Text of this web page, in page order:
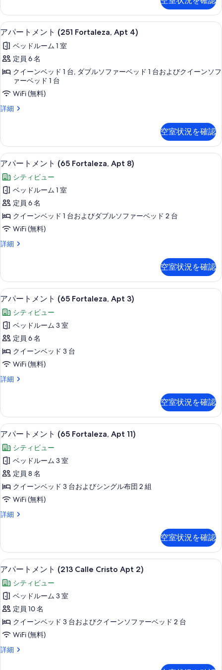
示
す
る
5
PH)
の
す
べ
て
の
写
表
示
す
る
メ
ン
ト
Fortaleza
Apt,
PH)
詳
ア
パ
ー
ト
ン
ト
Apt
4)
の
す
べ
て
の
写
真
示
す
る
12
アパートメント (251 Fortaleza, Apt 4)
ベッドルーム 1 室
定員 6 名
クイーンベッド 1 台, ダブルソファーベッド 1 台およびクイーンソフ
ァーベッド 1 台
WiFi (無料)
詳細
ア
メ
ン
ト
Fortaleza,
Apt
4)
の
詳
細
空室状況を確認
ア
パ
ー
ト
メ
ン
(65
8)
の
す
べ
て
の
写
を
示
す
る
12
アパートメント (65 Fortaleza, Apt 8)
シティビュー
ベッドルーム 1 室
定員 6 名
クイーンベッド 1 台およびダブルソファーベッド 2 台
WiFi (無料)
詳細
ア
メ
ン
ト
Fortaleza,
Apt
8)
の
詳
細
空室状況を確認
ア
パ
ー
ト
メ
ン
(65
3)
の
す
べ
て
の
写
を
示
す
る
24
アパートメント (65 Fortaleza, Apt 3)
シティビュー
ベッドルーム 3 室
定員 6 名
クイーンベッド 3 台
WiFi (無料)
詳細
ア
メ
ン
ト
Fortaleza,
Apt
3)
の
詳
細
空室状況を確認
ア
パ
ー
ト
メ
ン
(65
11)
の
す
べ
て
の
写
を
24
アパートメント (65 Fortaleza, Apt 11)
シティビュー
ベッドルーム 3 室
定員 8 名
クイーンベッド 3 台およびシングル布団 2 組
WiFi (無料)
詳細
ア
メ
ン
ト
Fortaleza,
Apt
11)
の
詳
細
空室状況を確認
ア
パ
ー
ト
メ
ン
(213
41
アパートメント (213 Calle Cristo Apt 2)
シティビュー
ベッドルーム 3 室
定員 10 名
クイーンベッド 3 台およびクイーンソファーベッド 2 台
WiFi (無料)
詳細
ア